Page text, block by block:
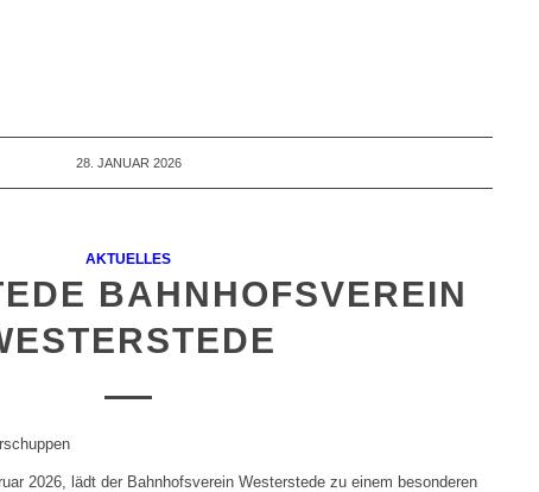
28. JANUAR 2026
AKTUELLES
BAHNHOFSVEREIN
2026, lädt der Bahnhofsverein Westerstede zu einem besonderen